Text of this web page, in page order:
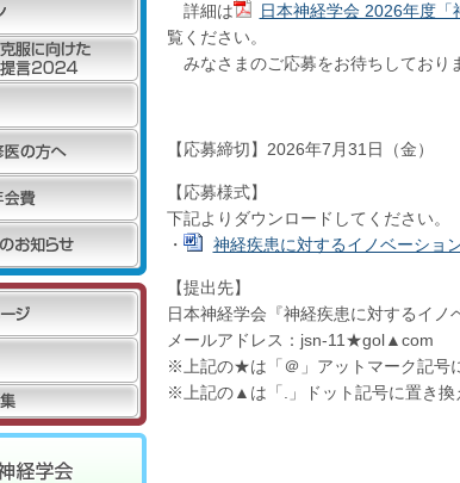
詳細は
日本神経学会 2026年度
覧ください。
みなさまのご応募をお待ちしており
【応募締切】2026年7月31日（金）
【応募様式】
下記よりダウンロードしてください。
・
神経疾患に対するイノベーショ
【提出先】
日本神経学会『神経疾患に対するイ
メールアドレス：jsn-11★gol▲com
※上記の★は「＠」アットマーク記号
※上記の▲は「.」ドット記号に置き換